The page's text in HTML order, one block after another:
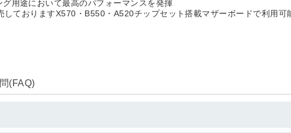
用途において最高のパフォーマンスを発揮
しておりますX570・B550・A520チップセット搭載マザーボードで利用可
(FAQ)